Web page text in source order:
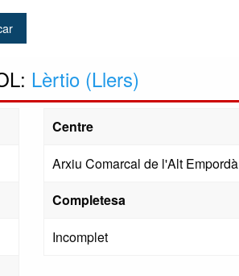
Lèrtio (Llers)
Centre
Arxiu Comarcal de l'Alt Empordà
Completesa
Incomplet